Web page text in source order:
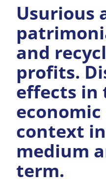
Usurious
and
profits.
effects in
context
medium
term.